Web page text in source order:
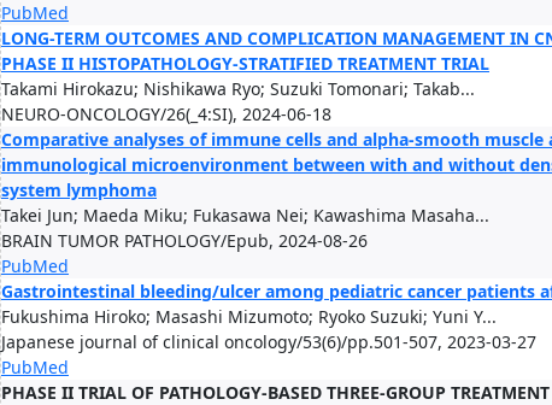
PubMed
LONG-TERM OUTCOMES AND COMPLICATION MANAGEMENT IN
PHASE II HISTOPATHOLOGY-STRATIFIED TREATMENT TRIAL
Takami Hirokazu; Nishikawa Ryo; Suzuki Tomonari; Takab...
NEURO-ONCOLOGY/26(_4:SI), 2024-06-18
Comparative analyses of immune cells and alpha-smooth
immunological microenvironment between with and without
system lymphoma
Takei Jun; Maeda Miku; Fukasawa Nei; Kawashima Masaha...
BRAIN TUMOR PATHOLOGY/Epub, 2024-08-26
PubMed
Gastrointestinal bleeding/ulcer among pediatric cancer patients
Fukushima Hiroko; Masashi Mizumoto; Ryoko Suzuki; Yuni Y...
Japanese journal of clinical oncology/53(6)/pp.501-507, 2023-03-27
PubMed
PHASE II TRIAL OF PATHOLOGY-BASED THREE-GROUP